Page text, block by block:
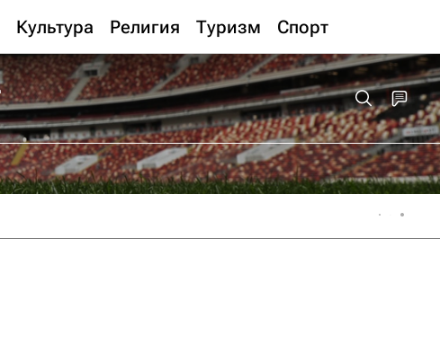
Культура Религия Туризм Спорт